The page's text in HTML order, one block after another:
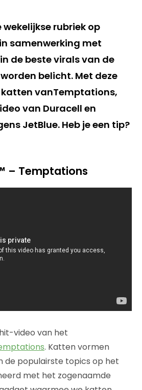
rubriek op
samenwerking met
de beste virals van de
belicht. Met deze
katten vanTemptations,
van Duracell en
JetBlue. Heb je een tip?
– Temptations
video van het
. Katten vormen
de populairste topics op het
met het zogenaamde